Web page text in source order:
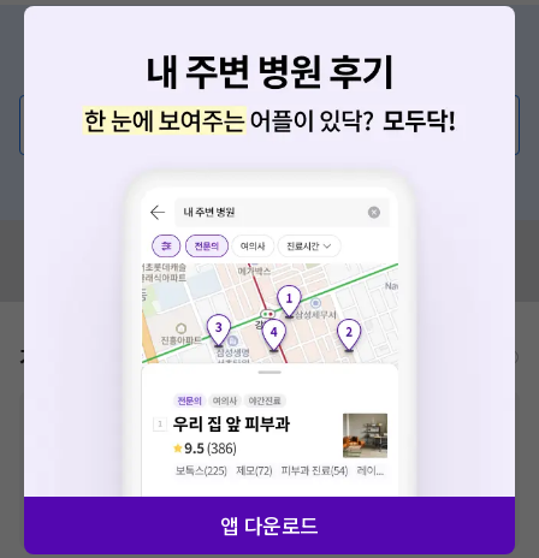
증상/치료, 궁금한 점이 있나요?
의사가 직접 답해드려요!
💬 무엇이든 물어보세요
혹시 잘못된 병원정보가 있나요?
모두닥 팀에 알려주세요!
가격표 비급여/급여 진료란?
비급여 항목의 경우,추가비용 등으로 실제 가격과 상이할 수 있으니, 정확
한 가격은 해당 의료기관에 직접 문의해주세요.
건강보험심사평가원
에 고지되어 있는 급여 진료 기준 가
격입니다. (진료와 연관된 복합적인 비용이 추가되어, 병원마다 금액이 다르게
산정될 수 있는 점 참고 바랍니다.)
VAT 포함앱 다운로드